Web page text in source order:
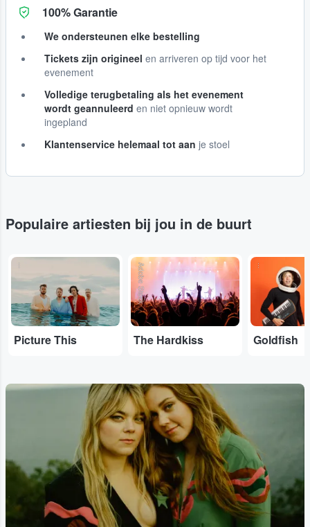
100% Garantie
We ondersteunen elke bestelling
Tickets zijn origineel en arriveren op tijd voor het
evenement
Volledige terugbetaling als het evenement
wordt geannuleerd en niet opnieuw wordt
ingepland
Klantenservice helemaal tot aan je stoel
Populaire artiesten bij jou in de buurt
...
Picture This
Adobe Stock
The Hardkiss
...
Goldfish